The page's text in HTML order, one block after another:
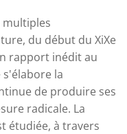
multiples
du début du XiXe
rapport inédit au
la
de produire ses
radicale. La
étudiée, à travers